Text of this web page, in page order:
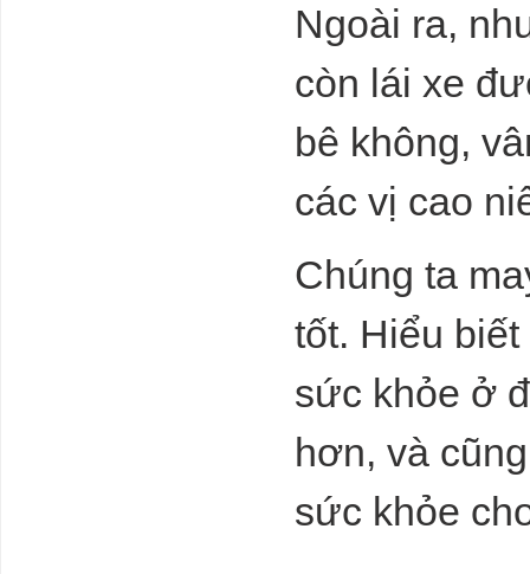
Ngoài ra,
còn lái xe
bê không,
các vị cao
Chúng ta
tốt. Hiểu
sức khỏe ở
hơn, và
sức khỏe